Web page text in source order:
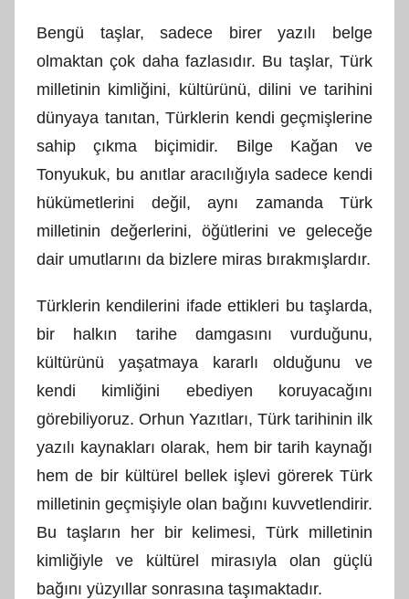
Bengü taşlar, sadece birer yazılı belge
olmaktan çok daha fazlasıdır. Bu taşlar, Türk
milletinin kimliğini, kültürünü, dilini ve tarihini
dünyaya tanıtan, Türklerin kendi geçmişlerine
sahip çıkma biçimidir. Bilge Kağan ve
Tonyukuk, bu anıtlar aracılığıyla sadece kendi
hükümetlerini değil, aynı zamanda Türk
milletinin değerlerini, öğütlerini ve geleceğe
dair umutlarını da bizlere miras bırakmışlardır.
Türklerin kendilerini ifade ettikleri bu taşlarda,
bir halkın tarihe damgasını vurduğunu,
kültürünü yaşatmaya kararlı olduğunu ve
kendi kimliğini ebediyen koruyacağını
görebiliyoruz. Orhun Yazıtları, Türk tarihinin ilk
yazılı kaynakları olarak, hem bir tarih kaynağı
hem de bir kültürel bellek işlevi görerek Türk
milletinin geçmişiyle olan bağını kuvvetlendirir.
Bu taşların her bir kelimesi, Türk milletinin
kimliğiyle ve kültürel mirasıyla olan güçlü
bağını yüzyıllar sonrasına taşımaktadır.